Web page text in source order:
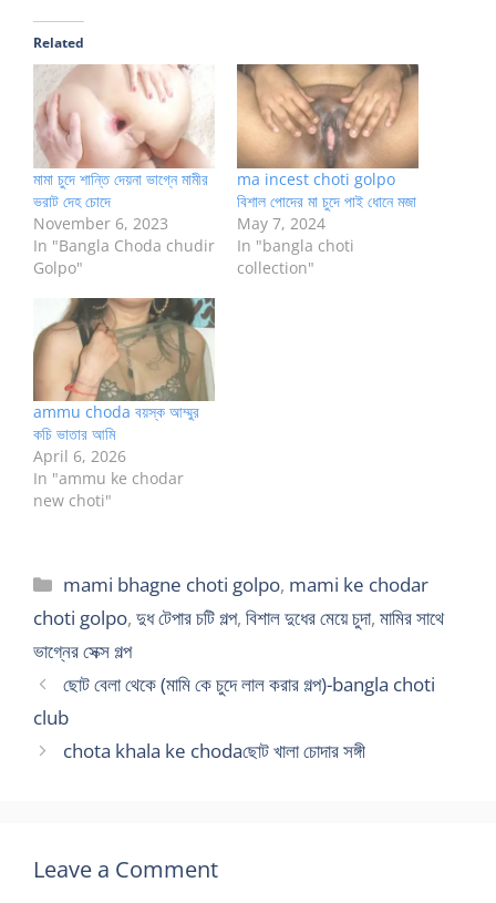
Related
মামা চুদে শান্তি দেয়না ভাগ্নে মামীর
ভরাট দেহ চোদে
November 6, 2023
In "Bangla Choda chudir
Golpo"
ma incest choti golpo
বিশাল পোদের মা চুদে পাই ধোনে মজা
May 7, 2024
In "bangla choti
collection"
ammu choda বয়স্ক আম্মুর
কচি ভাতার আমি
April 6, 2026
In "ammu ke chodar
new choti"
Categories
mami bhagne choti golpo, mami ke chodar
choti golpo, দুধ টেপার চটি গল্প, বিশাল দুধের মেয়ে চুদা, মামির সাথে
ভাগ্নের সেক্স গল্প
ছোট বেলা থেকে (মামি কে চুদে লাল করার গল্প)-bangla choti
club
chota khala ke chodaছোট খালা চোদার সঙ্গী
Leave a Comment